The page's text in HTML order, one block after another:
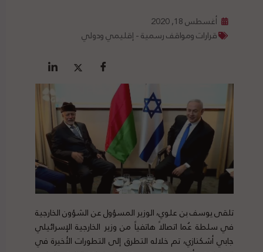
أغسطس 18, 2020
قرارات ومواقف رسمية - إقليمي ودولي
تلقى يوسف بن علوي، الوزير المسؤول عن الشؤون الخارجية
في سلطة عُما اتصالاً هاتفياً من وزير الخارجية الإسرائيلي
جابي أشكنازي، تم خلاله التطرق إلى التطورات الأخيرة في